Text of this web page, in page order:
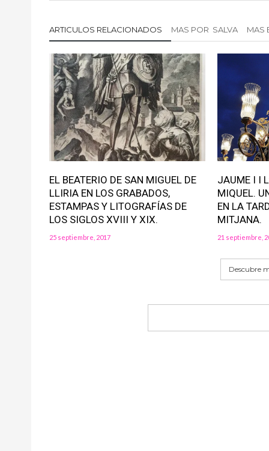
u
v
e
n
a
n
a
n
u
e
v
a
)
n
a
v
e
t
a
n
a
n
u
e
v
a
)
u
e
n
a
n
a
n
u
e
v
a
)
ARTICULOS RELACIONADOS MAS POR SALVA MAS
EL BEATERIO DE SAN MIGUEL DE
LLIRIA EN LOS GRABADOS,
ESTAMPAS Y LITOGRAFÍAS DE
LOS SIGLOS XVIII Y XIX.
25 septiembre, 2017
JAUME I I
MIQUEL.
EN LA
MITJANA.
21 septiembre,
Descubre